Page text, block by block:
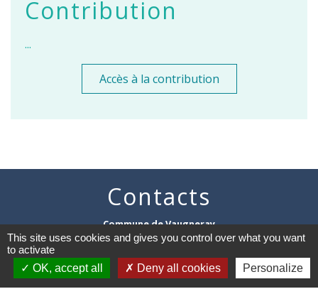
Contribution
...
Accès à la contribution
Contacts
Commune de Vaugneray
1 place de la Mairie
+33 4 78 45 80 48
Contact par formulaire
This site uses cookies and gives you control over what you want
to activate
OK, accept all
Deny all cookies Personalize